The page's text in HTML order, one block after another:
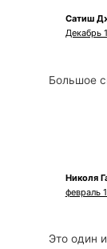
Сатиш
Декабрь
Большое
Николя
февраль
Это один